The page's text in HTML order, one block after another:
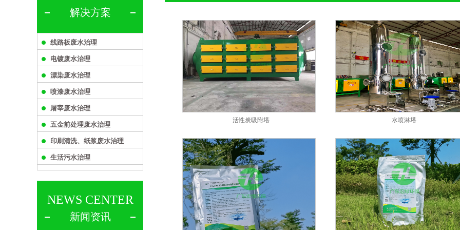
解决方案
线路板废水治理
电镀废水治理
漂染废水治理
喷漆废水治理
屠宰废水治理
五金前处理废水治理
印刷清洗、纸浆废水治理
生活污水治理
NEWS CENTER
新闻资讯
活性炭吸附塔 水喷淋塔